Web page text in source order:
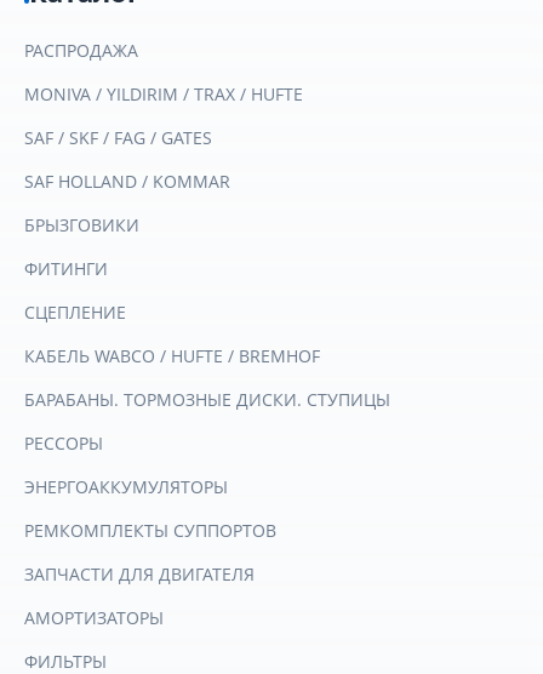
РАСПРОДАЖА
MONIVA / YILDIRIM / TRAX / HUFTE
SAF / SKF / FAG / GATES
SAF HOLLAND / KOMMAR
БРЫЗГОВИКИ
ФИТИНГИ
СЦЕПЛЕНИЕ
КАБЕЛЬ WABCO / HUFTE / BREMHOF
БАРАБАНЫ. ТОРМОЗНЫЕ ДИСКИ. СТУПИЦЫ
РЕССОРЫ
ЭНЕРГОАККУМУЛЯТОРЫ
РЕМКОМПЛЕКТЫ СУППОРТОВ
ЗАПЧАСТИ ДЛЯ ДВИГАТЕЛЯ
АМОРТИЗАТОРЫ
ФИЛЬТРЫ